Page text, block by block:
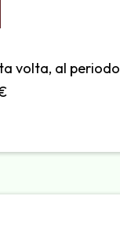
volta, al